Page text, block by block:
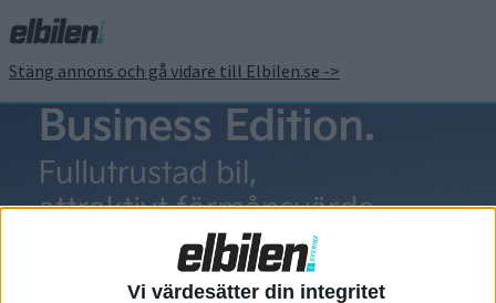
Vi värdesätter din integritet
Stäng annons och gå vidare till Elbilen.se ->
Nio Day